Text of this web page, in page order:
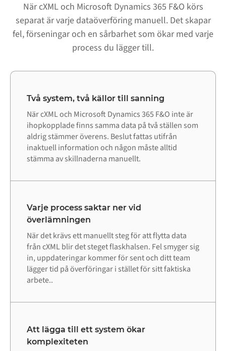
När cXML och Microsoft Dynamics 365 F&O körs
separat är varje dataöverföring manuell. Det skapar
fel, förseningar och en sårbarhet som ökar med varje
process du lägger till.
Två system, två källor till sanning
När cXML och Microsoft Dynamics 365 F&O inte är
ihopkopplade finns samma data på två ställen som
aldrig stämmer överens. Beslut fattas utifrån
inaktuell information och någon måste alltid
stämma av skillnaderna manuellt.
Varje process saktar ner vid
överlämningen
När det krävs ett manuellt steg för att flytta data
från cXML blir det steget flaskhalsen. Fel smyger sig
in, uppdateringar kommer för sent och ditt team
lägger tid på överföringar i stället för sitt faktiska
arbete..
Att lägga till ett system ökar
komplexiteten